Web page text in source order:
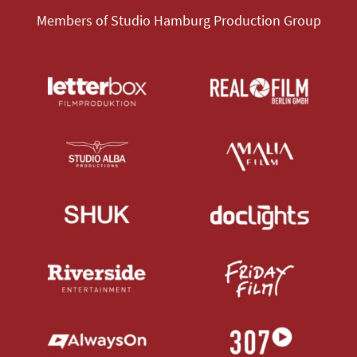
Members of Studio Hamburg Production Group